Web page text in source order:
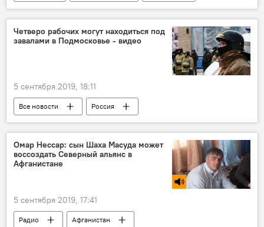
погода
Четверо рабочих могут находиться под
завалами в Подмосковье - видео
5 сентября 2019, 18:11
Все новости
Россия
Происшествия, ЧП, криминал
Подмосковье
МЧС России
Омар Нессар: сын Шаха Масуда может
воссоздать Северный альянс в
Афганистане
5 сентября 2019, 17:41
Радио
Афганистан